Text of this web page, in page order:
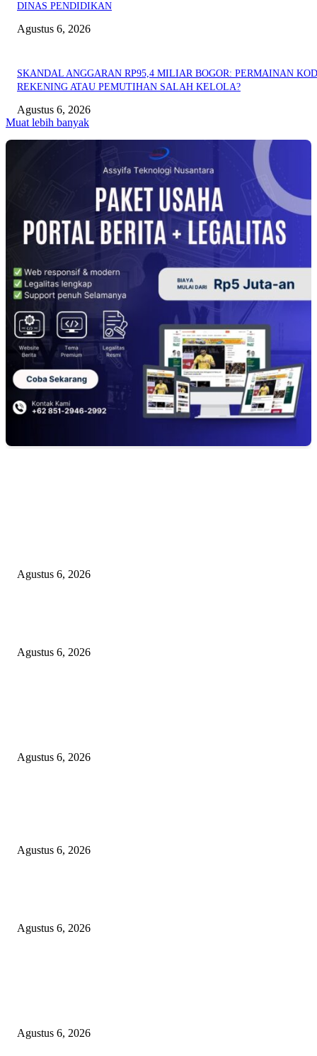
DINAS PENDIDIKAN
Agustus 6, 2026
SKANDAL ANGGARAN RP95,4 MILIAR BOGOR: PERMAINAN
REKENING ATAU PEMUTIHAN SALAH KELOLA?
Agustus 6, 2026
Muat lebih banyak
Agustus 6, 2026
Agustus 6, 2026
Agustus 6, 2026
Agustus 6, 2026
Agustus 6, 2026
Agustus 6, 2026